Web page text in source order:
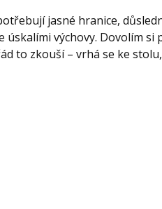
jasné hranice,
výchovy. Dovolím si
to zkouší – vrhá se ke